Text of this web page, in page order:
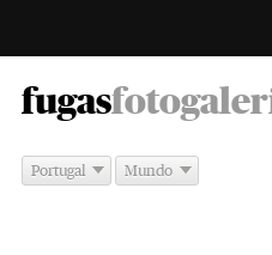
fugas
Portugal Mundo